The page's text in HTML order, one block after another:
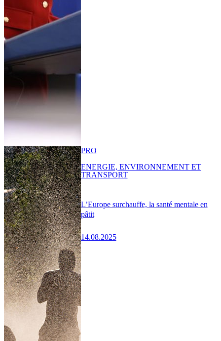
L’Europe surchauffe, la santé mentale en
pâtit
14.08.2025
PRO
ENERGIE, ENVIRONNEMENT ET
TRANSPORT